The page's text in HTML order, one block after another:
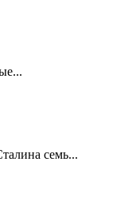
семь...